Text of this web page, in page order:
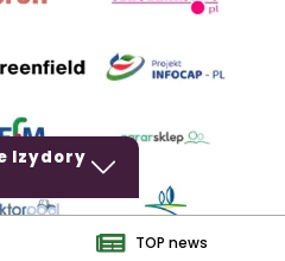
Izydory
TOP news